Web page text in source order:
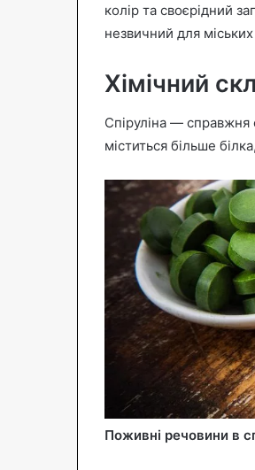
колір та своєрідний
незвичний для
Хімічний
Спіруліна —
міститься більше
Поживні речовини в